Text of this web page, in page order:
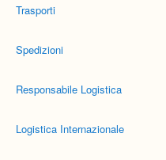
Trasporti
Spedizioni
Responsabile Logistica
Logistica Internazionale